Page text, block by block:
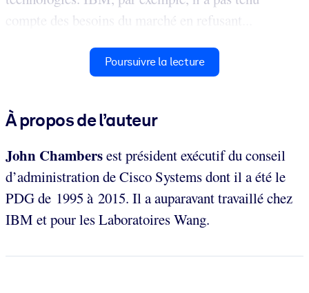
compte des besoins du marché en refusant...
Poursuivre la lecture
À propos de l’auteur
John Chambersest président exécutif du conseil
d’administration de Cisco Systems dont il a été le
PDG de 1995 à 2015. Il a auparavant travaillé chez
IBM et pour les Laboratoires Wang.